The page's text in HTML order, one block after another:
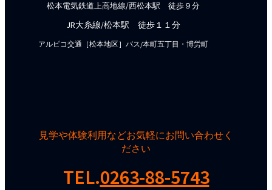
松本電気鉄道上高地線/西松本駅 徒歩９分
JR大糸線/松本駅 徒歩１１分
アルピコ交通［松本地区］バス/本町五丁目・博労町
見学や体験利用などお気軽にお問い合わせく
ださい
TEL.0263-88-5743